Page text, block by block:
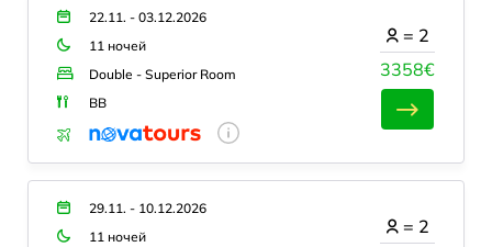
22.11. - 03.12.2026
11 ночей
Double - Superior Room
BB
3358€
= 2
29.11. - 10.12.2026
11 ночей
= 2